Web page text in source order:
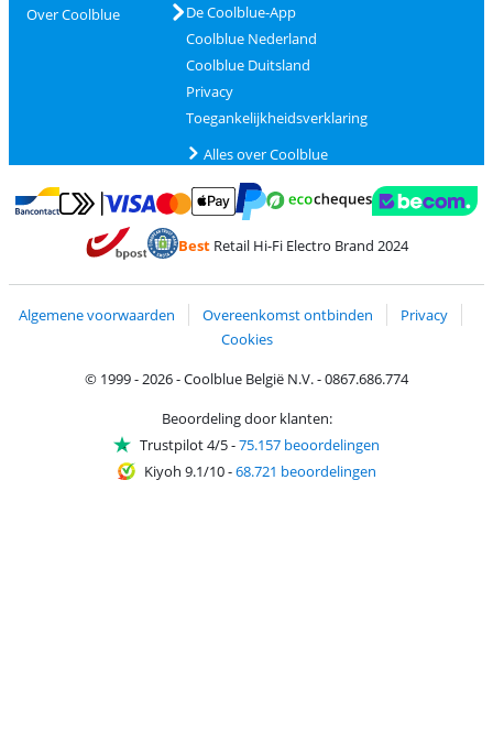
Over Coolblue
De Coolblue-App
Coolblue Nederland
Coolblue Duitsland
Privacy
Toegankelijkheidsverklaring
Alles over Coolblue
Betalen met Bancontact
Betalen met MasterCard en Visa via ClickToPay
BestRetail Hi-Fi Electro Brand 2024
Algemene voorwaarden Overeenkomst ontbinden
Privacy
Cookies
© 1999 - 2026 - Coolblue België N.V. - 0867.686.774
Beoordeling door klanten:
Trustpilot 4/5-75.157 beoordelingen
Kiyoh 9.1/10-68.721 beoordelingen